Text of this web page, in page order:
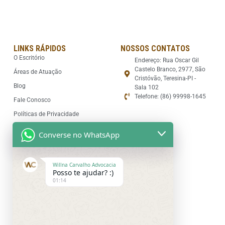
LINKS RÁPIDOS
O Escritório
Áreas de Atuação
Blog
Fale Conosco
Políticas de Privacidade
NOSSOS CONTATOS
Endereço: Rua Oscar Gil
Castelo Branco, 2977, São
Cristóvão, Teresina-PI -
Sala 102
Telefone: (86) 99998-1645
Converse no WhatsApp
Willna Carvalho Advocacia
Posso te ajudar? :)
01:14